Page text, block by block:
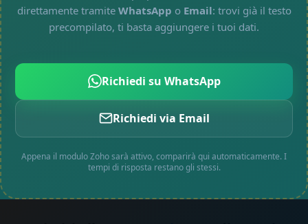
direttamente tramite WhatsApp o Email: trovi già il testo
precompilato, ti basta aggiungere i tuoi dati.
Richiedi su WhatsApp
Richiedi via Email
Appena il modulo Zoho sarà attivo, comparirà qui automaticamente. I
tempi di risposta restano gli stessi.